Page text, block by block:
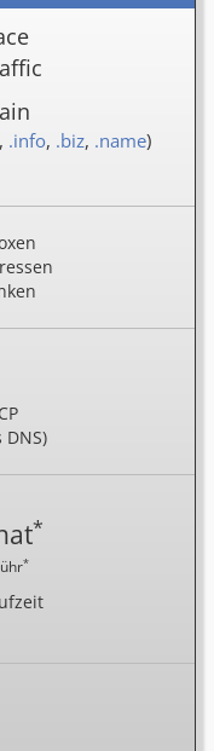
, .info, .biz, .name)
DNS)
*
*